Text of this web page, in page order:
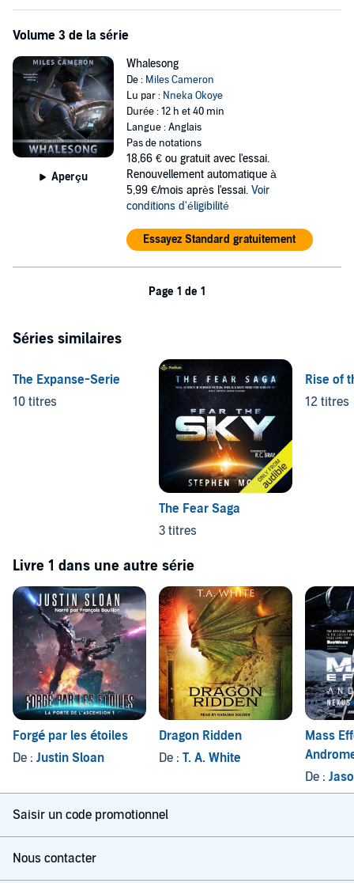
Volume 3 de la série
Aperçu
Whalesong
De : Miles Cameron
Lu par : Nneka Okoye
Durée : 12 h et 40 min
Langue : Anglais
Pas de notations
18,66 € ou gratuit avec l'essai.
Renouvellement automatique à
5,99 €/mois après l'essai. Voir
conditions d'éligibilité
Essayez Standard gratuitement
Page 1 de 1
Séries similaires
The Expanse-Serie
10 titres
The Fear Saga
3 titres
Rise of
12 titres
Livre 1 dans une autre série
Forgé par les étoiles
De : Justin Sloan
Dragon Ridden
De : T. A. White
Mass
Uprising
De :
Saisir un code promotionnel
Nous contacter